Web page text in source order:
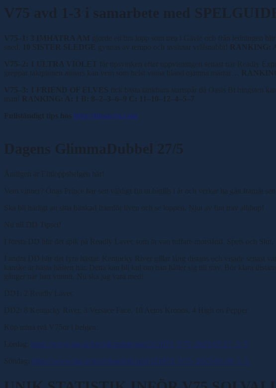
V75 avd 1-3 i samarbete med
V75– 1: 3 IMHATRA AM gjorde ett bra lopp som trea i Gävle och från ledningen
sned.
10 SISTER SLEDGE gynnas av tempo och avslutar vrålsnabbt! RANKING:
V75–2: 1 ULTRA VIOLET
får tipsvinken efter uppvisningen senast när Readly
greppar taktpinnen annars kan vem som helst vinna bland ojämna märrar…
V75–3: 1 FRIEND OF ELVES fick bästa tänkbara startspår då Oasis Bi hingsten
man! RANKING: A: 1 B: 8–2–3–6–9 C: 11– 10– 12–4–5–7
Fullständigt tips hos http://tipsaren.com
Dagens GlimmaDubbel 27/5
Äntligen är Elitloppshelgen här!
Vem vinner? Önas Prince har sett väldigt fin ut hittills i år och verkar ha gått framåt
Ska bli härligt att sitta bänkad framför liven och se loppen. Njut av fint trav allihop!
Nu till DD Tipset!
I första DD blir det spik på Readly Lavec som är van tuffare motstånd. Spets och Slut.
I andra DD blir det fyra hästar. Kentucky River gillar lång distans och visade senast
kanske är bästa hästen här. Detta kan bli kul om han håller sig till trav. Bör klara
gånger när han vunnit. Nu ska jag vara med!
DD1: 2 Readly Lavec
DD2: 8 Kentucky River, 3 Versace Face, 10 Aetos Kronos, 4 High on Pepper
Köp mina två V75or i helgen:
Lördag: https://www.atg.se/torsvikstobak/spel/221973_V75_2023-05-27_5_5
Söndag: https://www.atg.se/torsvikstobak/spel/221973_V75_2023-05-28_5_5